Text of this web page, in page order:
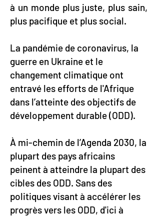
à un monde plus juste, plus sain,
plus pacifique et plus social.
La pandémie de coronavirus, la
guerre en Ukraine et le
changement climatique ont
entravé les efforts de l'Afrique
dans l’atteinte des objectifs de
développement durable (ODD).
À mi-chemin de l’Agenda 2030, la
plupart des pays africains
peinent à atteindre la plupart des
cibles des ODD. Sans des
politiques visant à accélérer les
progrès vers les ODD, d'ici à